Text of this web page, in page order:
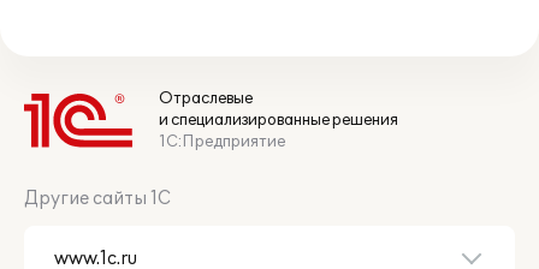
Отраслевые
и специализированные решения
1С:Предприятие
Другие сайты 1С